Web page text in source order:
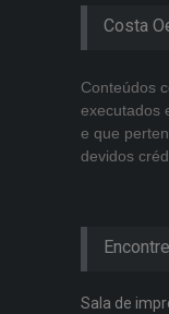
Costa
Conteúdos
executados
e que
devidos
Sala de